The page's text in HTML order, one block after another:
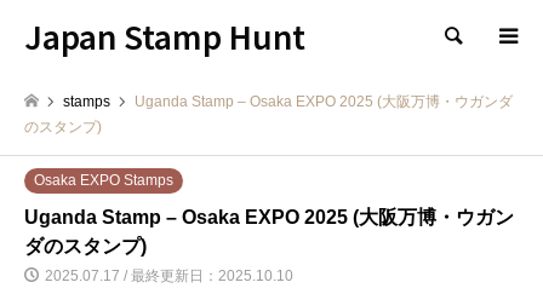
Japan Stamp Hunt 検索
stamps
Uganda Stamp – Osaka EXPO 2025 (大阪万博・ウガンダ
のスタンプ)
Osaka EXPO Stamps
Uganda Stamp – Osaka EXPO 2025 (大阪万博・ウガン
ダのスタンプ)
2025.07.17 / 最終更新日：2025.10.10